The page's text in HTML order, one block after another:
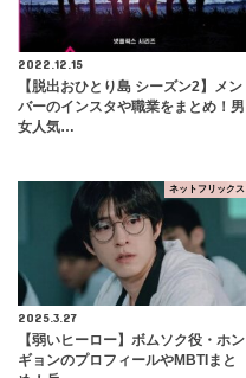
2022.12.15
【脱出おひとり島 シーズン2】メン
バーのインスタや職業をまとめ！男
女人気…
ネットフリックス
2025.3.27
【弱いヒーロー】ボムソク役・ホン
ギョンのプロフィールやMBTIまと